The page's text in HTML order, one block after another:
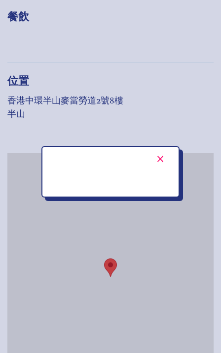
餐飲
位置
香港中環半山麥當勞道2號8樓
半山